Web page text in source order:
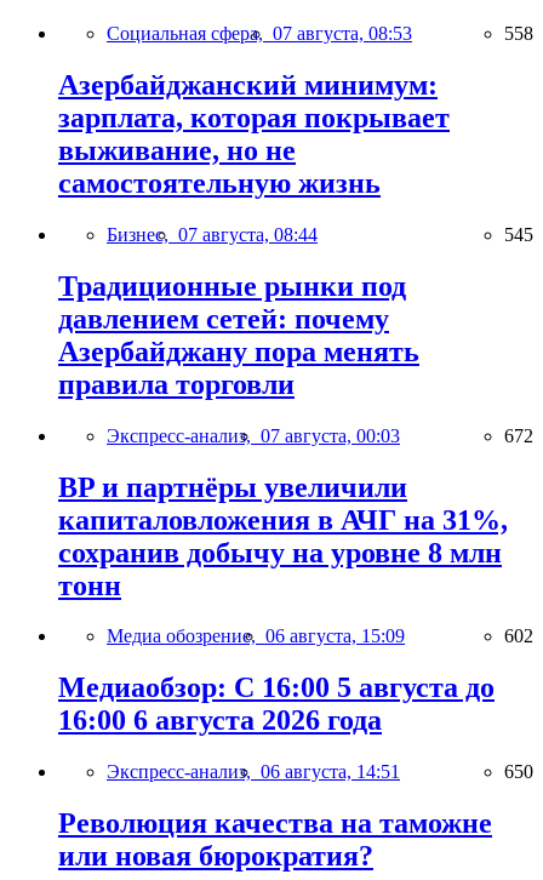
Социальная сфера, 07 августа, 08:53 558
Азербайджанский минимум:
зарплата, которая покрывает
выживание, но не
самостоятельную жизнь
Бизнес, 07 августа, 08:44 545
Традиционные рынки под
давлением сетей: почему
Азербайджану пора менять
правила торговли
Экспресс-анализ, 07 августа, 00:03 672
BP и партнёры увеличили
капиталовложения в АЧГ на 31%,
сохранив добычу на уровне 8 млн
тонн
Медиа обозрение, 06 августа, 15:09 602
Медиаобзор: С 16:00 5 августа до
16:00 6 августа 2026 года
Экспресс-анализ, 06 августа, 14:51 650
Революция качества на таможне
или новая бюрократия?